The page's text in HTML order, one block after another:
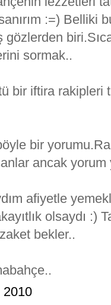
:=) Belliki
gözlerden
sormak..
bir iftira
bir
ancak
afiyetle
olsaydı :)
bekler..
2010